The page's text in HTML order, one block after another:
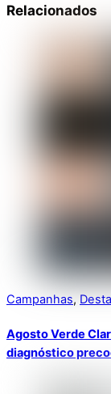
Relacionados
Campanhas,
Agosto Verde
diagnóstico